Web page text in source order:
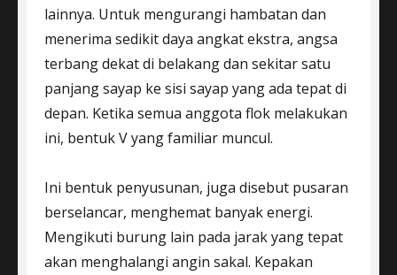
lainnya. Untuk mengurangi hambatan dan
menerima sedikit daya angkat ekstra, angsa
terbang dekat di belakang dan sekitar satu
panjang sayap ke sisi sayap yang ada tepat di
depan. Ketika semua anggota flok melakukan
ini, bentuk V yang familiar muncul.
Ini bentuk penyusunan, juga disebut pusaran
berselancar, menghemat banyak energi.
Mengikuti burung lain pada jarak yang tepat
akan menghalangi angin sakal. Kepakan